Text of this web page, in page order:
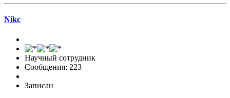
Nikc
Научный сотрудник
Сообщения: 223
Записан